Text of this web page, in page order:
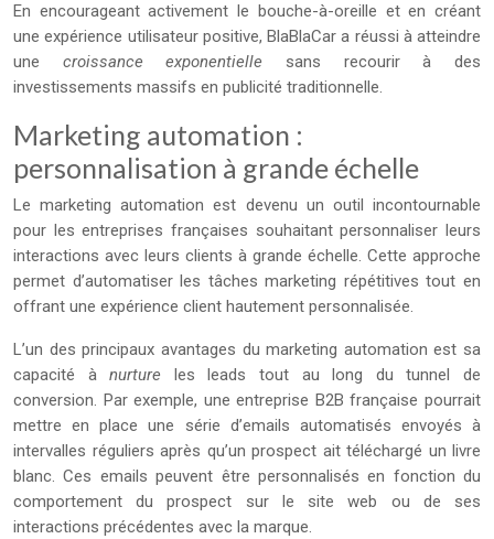
En encourageant activement le bouche-à-oreille et en créant
une expérience utilisateur positive, BlaBlaCar a réussi à atteindre
une croissance exponentielle sans recourir à des
investissements massifs en publicité traditionnelle.
Marketing automation :
personnalisation à grande échelle
Le marketing automation est devenu un outil incontournable
pour les entreprises françaises souhaitant personnaliser leurs
interactions avec leurs clients à grande échelle. Cette approche
permet d’automatiser les tâches marketing répétitives tout en
offrant une expérience client hautement personnalisée.
L’un des principaux avantages du marketing automation est sa
capacité ànurture les leads tout au long du tunnel de
conversion. Par exemple, une entreprise B2B française pourrait
mettre en place une série d’emails automatisés envoyés à
intervalles réguliers après qu’un prospect ait téléchargé un livre
blanc. Ces emails peuvent être personnalisés en fonction du
comportement du prospect sur le site web ou de ses
interactions précédentes avec la marque.